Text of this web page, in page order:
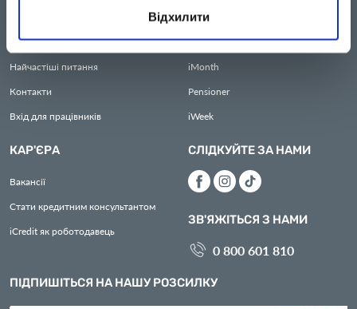
Відхилити
Юридична інформація
Найчастіші питання
Контакти
Вхід для працівників
iCredit
BiMonth
iMonth
Pensioner
iWeek
КАР'ЄРА
Вакансії
Стати кредитним консультантом
iCredit як роботодавець
СЛІДКУЙТЕ ЗА НАМИ
ЗВ'ЯЖІТЬСЯ З НАМИ
0 800 601 810
ПІДПИШІТЬСЯ НА НАШУ РОЗСИЛКУ